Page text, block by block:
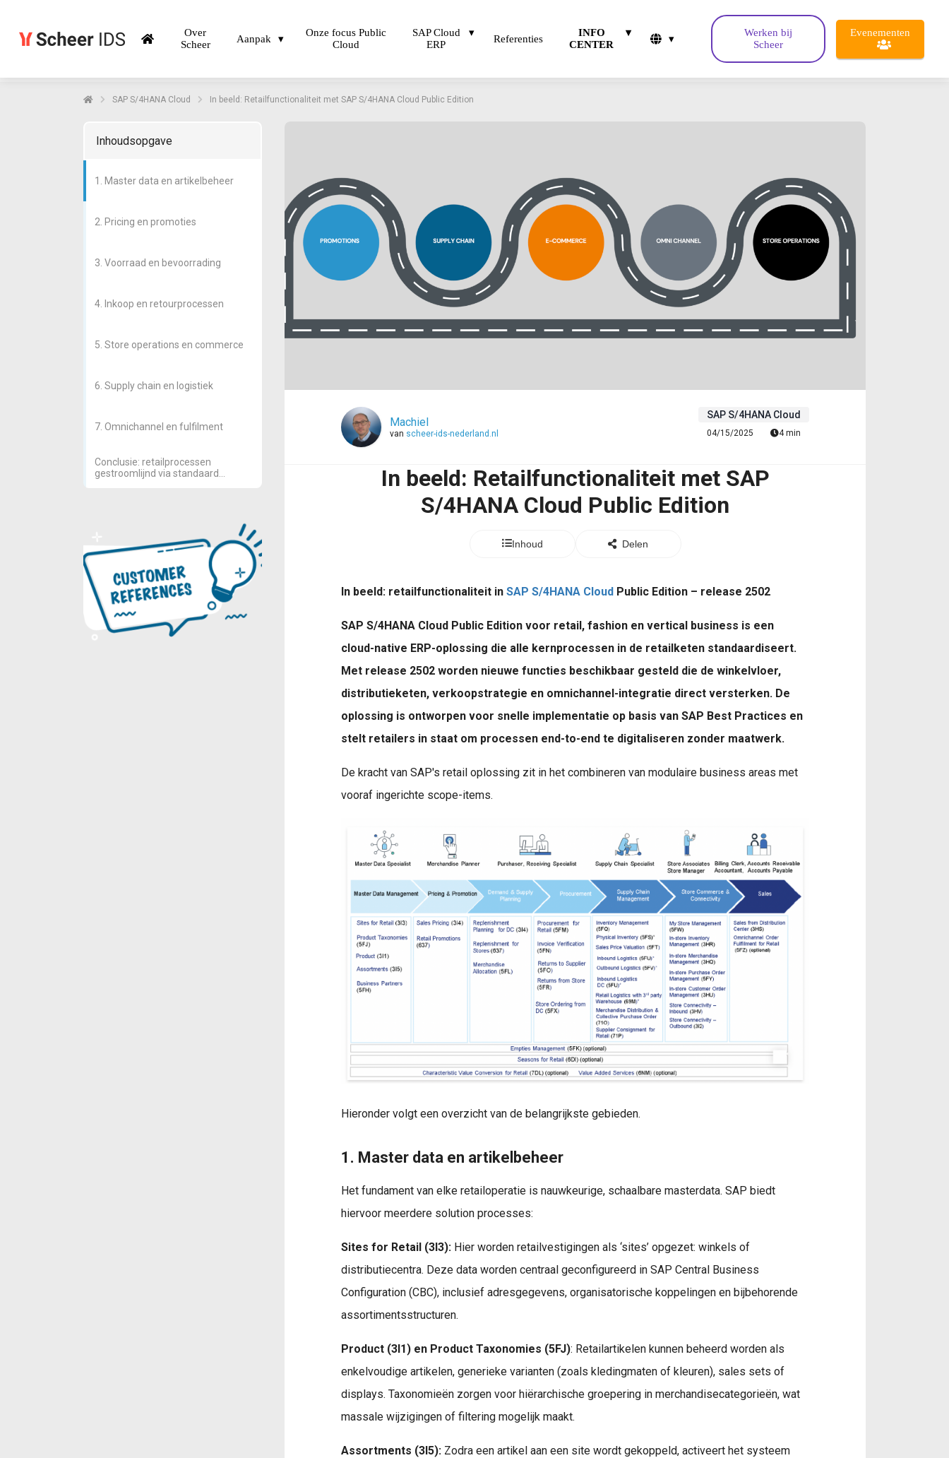
Over
Scheer
Aanpak
Onze focus Public
Cloud
SAP Cloud
ERP
Referenties
INFO
CENTER
Werken bij
Scheer
Evenementen
SAP S/4HANA Cloud In beeld: Retailfunctionaliteit met SAP S/4HANA Cloud Public Edition
Inhoudsopgave
1. Master data en artikelbeheer
2. Pricing en promoties
3. Voorraad en bevoorrading
4. Inkoop en retourprocessen
5. Store operations en commerce
6. Supply chain en logistiek
7. Omnichannel en fulfilment
Conclusie: retailprocessen
gestroomlijnd via standaard
Machiel
van scheer-ids-nederland.nl
SAP S/4HANA Cloud
04/15/2025 4 min
In beeld: Retailfunctionaliteit met SAP
S/4HANA Cloud Public Edition
Inhoud Delen
In beeld: retailfunctionaliteit in SAP S/4HANA Cloud Public Edition – release 2502
SAP S/4HANA Cloud Public Edition voor retail, fashion en vertical business is een
cloud-native ERP-oplossing die alle kernprocessen in de retailketen standaardiseert.
Met release 2502 worden nieuwe functies beschikbaar gesteld die de winkelvloer,
distributieketen, verkoopstrategie en omnichannel-integratie direct versterken. De
oplossing is ontworpen voor snelle implementatie op basis van SAP Best Practices en
stelt retailers in staat om processen end-to-end te digitaliseren zonder maatwerk.
De kracht van SAP's retail oplossing zit in het combineren van modulaire business areas met
vooraf ingerichte scope-items.
Hieronder volgt een overzicht van de belangrijkste gebieden.
1. Master data en artikelbeheer
Het fundament van elke retailoperatie is nauwkeurige, schaalbare masterdata. SAP biedt
hiervoor meerdere solution processes:
Sites for Retail (3I3): Hier worden retailvestigingen als ‘sites’ opgezet: winkels of
distributiecentra. Deze data worden centraal geconfigureerd in SAP Central Business
Configuration (CBC), inclusief adresgegevens, organisatorische koppelingen en bijbehorende
assortimentsstructuren.
Product (3I1) en Product Taxonomies (5FJ): Retailartikelen kunnen beheerd worden als
enkelvoudige artikelen, generieke varianten (zoals kledingmaten of kleuren), sales sets of
displays. Taxonomieën zorgen voor hiërarchische groepering in merchandisecategorieën, wat
massale wijzigingen of filtering mogelijk maakt.
Assortments (3I5): Zodra een artikel aan een site wordt gekoppeld, activeert het systeem